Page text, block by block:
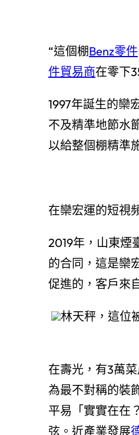
“這個棚Benz零件
件貿易商在零下
1997年誕生的欒
不及精準地節水
以給整個棚精準
在欒宏運的短視
2019年，山東煙
的合同，這是欒
促進的，客戶來
林天秤，這位
在壽光，有3萬
為最不對稱的裝
平易「實實在在
弦。近產業發展